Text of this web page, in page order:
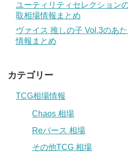
ユーティリティセレクション
取相場情報まとめ
ヴァイス 推しの子 Vol.3のあ
情報まとめ
カテゴリー
TCG相場情報
Chaos 相場
Reバース 相場
その他TCG 相場